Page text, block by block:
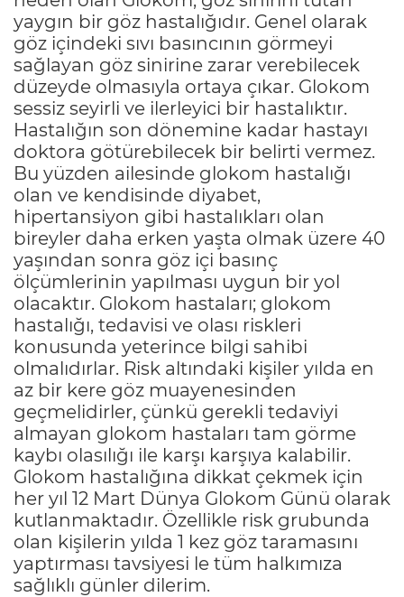
yaygın bir göz hastalığıdır. Genel olarak
göz içindeki sıvı basıncının görmeyi
sağlayan göz sinirine zarar verebilecek
düzeyde olmasıyla ortaya çıkar. Glokom
sessiz seyirli ve ilerleyici bir hastalıktır.
Hastalığın son dönemine kadar hastayı
doktora götürebilecek bir belirti vermez.
Bu yüzden ailesinde glokom hastalığı
olan ve kendisinde diyabet,
hipertansiyon gibi hastalıkları olan
bireyler daha erken yaşta olmak üzere 40
yaşından sonra göz içi basınç
ölçümlerinin yapılması uygun bir yol
olacaktır. Glokom hastaları; glokom
hastalığı, tedavisi ve olası riskleri
konusunda yeterince bilgi sahibi
olmalıdırlar. Risk altındaki kişiler yılda en
az bir kere göz muayenesinden
geçmelidirler, çünkü gerekli tedaviyi
almayan glokom hastaları tam görme
kaybı olasılığı ile karşı karşıya kalabilir.
Glokom hastalığına dikkat çekmek için
her yıl 12 Mart Dünya Glokom Günü olarak
kutlanmaktadır. Özellikle risk grubunda
olan kişilerin yılda 1 kez göz taramasını
yaptırması tavsiyesi le tüm halkımıza
sağlıklı günler dilerim.